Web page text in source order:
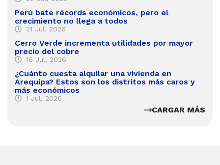
Perú bate récords económicos, pero el
crecimiento no llega a todos
21 Jul, 2026
Cerro Verde incrementa utilidades por mayor
precio del cobre
16 Jul, 2026
¿Cuánto cuesta alquilar una vivienda en
Arequipa? Estos son los distritos más caros y
más económicos
1 Jul, 2026
CARGAR MÁS